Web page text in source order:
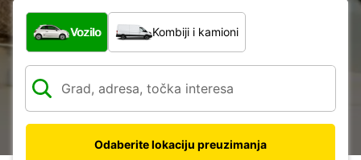
Koja vrsta vozila?
Vozilo Kombiji i kamioni
Odaberite lokaciju preuzimanja